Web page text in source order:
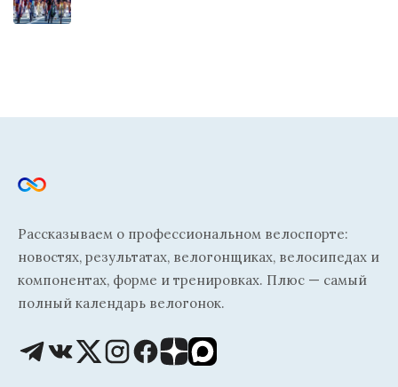
Рассказываем о профессиональном велоспорте:
новостях, результатах, велогонщиках, велосипедах и
компонентах, форме и тренировках. Плюс — самый
полный календарь велогонок.